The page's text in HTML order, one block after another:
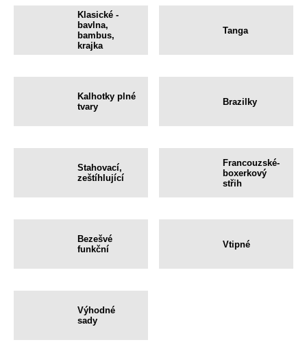
Klasické -
bavlna,
bambus,
krajka
Tanga
Kalhotky plné
tvary
Brazilky
Stahovací,
zeštíhlující
Francouzské-
boxerkový
střih
Bezešvé
funkční
Vtipné
Výhodné
sady